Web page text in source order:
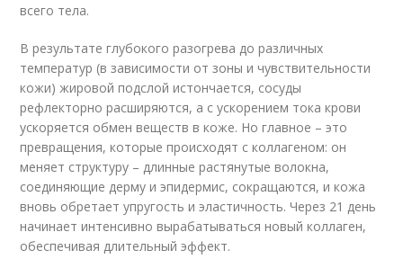
всего тела.
В результате глубокого разогрева до различных
температур (в зависимости от зоны и чувствительности
кожи) жировой подслой истончается, сосуды
рефлекторно расширяются, а с ускорением тока крови
ускоряется обмен веществ в коже. Но главное – это
превращения, которые происходят с коллагеном: он
меняет структуру – длинные растянутые волокна,
соединяющие дерму и эпидермис, сокращаются, и кожа
вновь обретает упругость и эластичность. Через 21 день
начинает интенсивно вырабатываться новый коллаген,
обеспечивая длительный эффект.